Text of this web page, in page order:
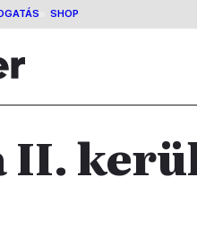
SHOP
II.